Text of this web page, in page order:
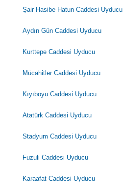
Şair Hasibe Hatun Caddesi Uyducu
Aydın Gün Caddesi Uyducu
Kurttepe Caddesi Uyducu
Mücahitler Caddesi Uyducu
Kıyıboyu Caddesi Uyducu
Atatürk Caddesi Uyducu
Stadyum Caddesi Uyducu
Fuzuli Caddesi Uyducu
Karaafat Caddesi Uyducu